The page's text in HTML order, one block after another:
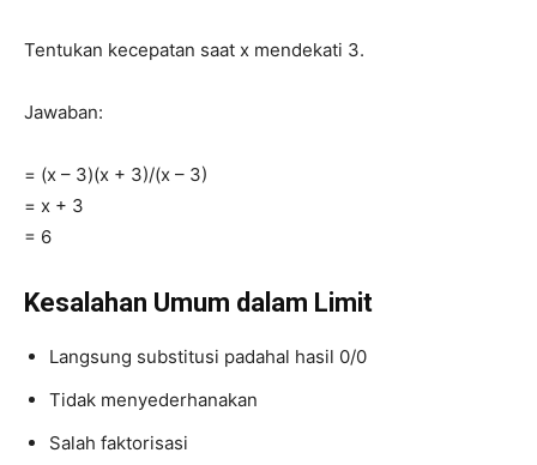
Tentukan kecepatan saat x mendekati 3.
Jawaban:
= (x – 3)(x + 3)/(x – 3)
= x + 3
= 6
Kesalahan Umum dalam Limit
Langsung substitusi padahal hasil 0/0
Tidak menyederhanakan
Salah faktorisasi